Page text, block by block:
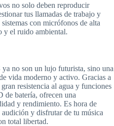
no solo deben reproducir
tus llamadas de trabajo y
con micrófonos de alta
y el ruido ambiental.
no son un lujo futurista, sino una
vida moderno y activo. Gracias a
resistencia al agua y funciones
de batería, ofrecen una
y rendimiento. Es hora de
y disfrutar de tu música
total libertad.